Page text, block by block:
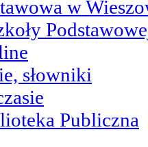
w
słowniki
Publiczna